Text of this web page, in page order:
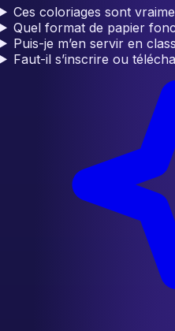
Ces coloriages sont
Quel format de papier
Puis-je m’en servir en
Faut-il s’inscrire ou